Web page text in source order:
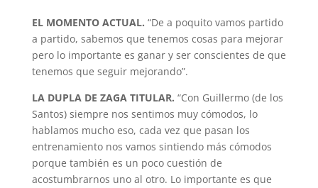
EL MOMENTO ACTUAL. “De a poquito vamos partido
a partido, sabemos que tenemos cosas para mejorar
pero lo importante es ganar y ser conscientes de que
tenemos que seguir mejorando”.
LA DUPLA DE ZAGA TITULAR. “Con Guillermo (de los
Santos) siempre nos sentimos muy cómodos, lo
hablamos mucho eso, cada vez que pasan los
entrenamiento nos vamos sintiendo más cómodos
porque también es un poco cuestión de
acostumbrarnos uno al otro. Lo importante es que